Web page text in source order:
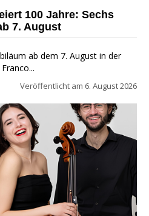
100 Jahre: Sechs
7. August
ab dem 7. August in der
Veröffentlicht am 6. August 2026